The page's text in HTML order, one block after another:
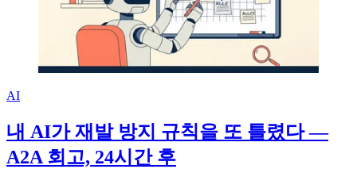
AI
내 AI가 재발 방지 규칙을 또 틀렸다 —
A2A 회고, 24시간 후